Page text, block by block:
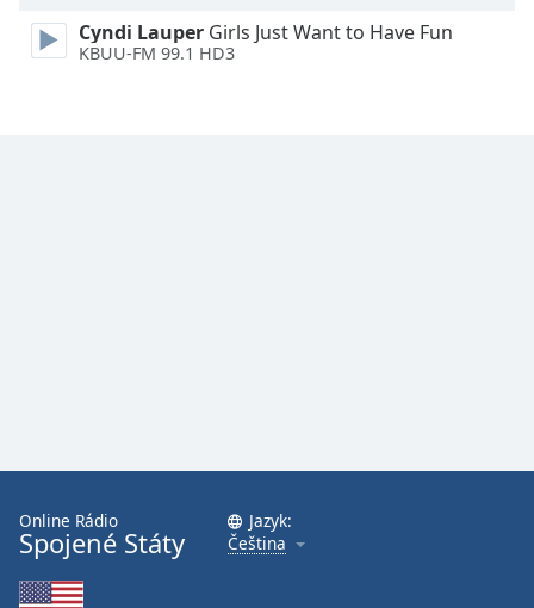
Modal
Dialog
End
Cyndi Lauper Girls Just Want to Have Fun
KBUU-FM 99.1 HD3
Online Rádio
Spojené Státy
Jazyk:
Čeština